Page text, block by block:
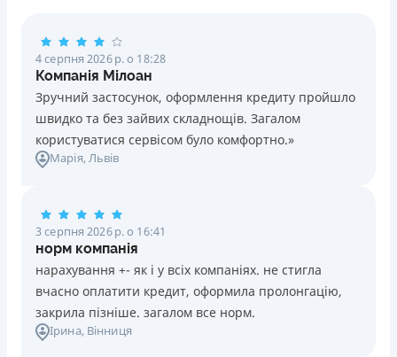
4 серпня 2026 р. о 18:28
Компанія Мілоан
Зручний застосунок, оформлення кредиту пройшло
швидко та без зайвих складнощів. Загалом
користуватися сервісом було комфортно.»
Марія, Львів
3 серпня 2026 р. о 16:41
норм компанія
нарахування +- як і у всіх компаніях. не стигла
вчасно оплатити кредит, оформила пролонгацію,
закрила пізніше. загалом все норм.
Ірина, Вінниця